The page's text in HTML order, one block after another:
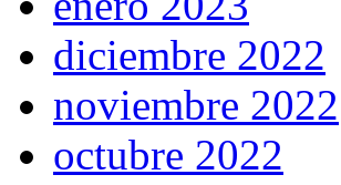
diciembre 2022
noviembre 2022
octubre 2022